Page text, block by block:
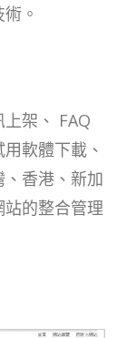
。
架、 FAQ
軟體下載、
香港、新加
的整合管理